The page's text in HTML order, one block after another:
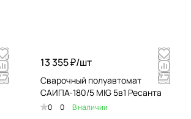
13 355 ₽/шт
Сварочный полуавтомат
САИПА-180/5 MIG 5в1 Ресанта
0 0 В наличии